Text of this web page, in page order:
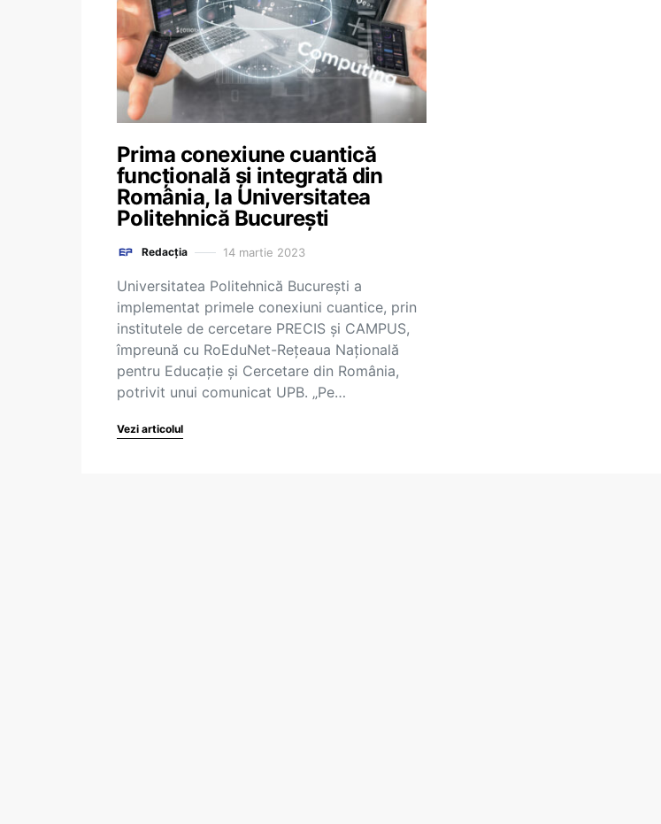
Prima conexiune cuantică
funcţională şi integrată din
România, la Universitatea
Politehnică Bucureşti
Redacția 14 martie 2023
Universitatea Politehnică Bucureşti a
implementat primele conexiuni cuantice, prin
institutele de cercetare PRECIS şi CAMPUS,
împreună cu RoEduNet-Reţeaua Naţională
pentru Educaţie şi Cercetare din România,
potrivit unui comunicat UPB. „Pe…
Vezi articolul